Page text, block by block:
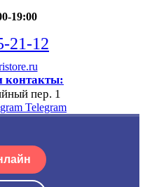
19:00
21-12
контакты:
пер. 1
Telegram